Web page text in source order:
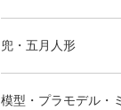
兜・五月人形
模型・プラモデル・